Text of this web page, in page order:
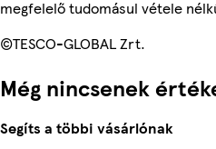
megfelelő tudomásul vétele
©TESCO-GLOBAL Zrt.
Még nincsenek
Segíts a többi vásárlónak